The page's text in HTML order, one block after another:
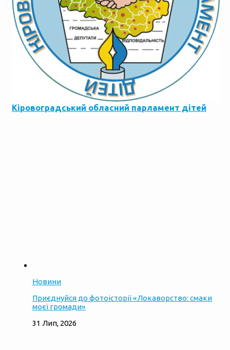
Кіровоградський обласний парламент дітей
Новини
Приєднуйся до фотоісторії «Локаворство: смаки
моєї громади»
31 Лип, 2026